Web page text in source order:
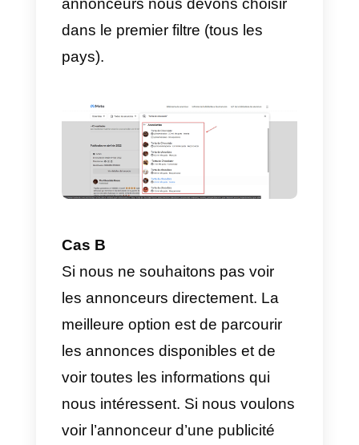
3) Examinez les résultats!
Une fois que nous avons filtré la
les annonces actives
commenceront à apparaître.
Dans ce cas, nous avons deux
entreprise ou d’une page
spécifique ou voir toutes les
annonces disponibles. Dans ce
cas, vous avez le choix en
fonction de vos besoins. Nous
allons voir les deux cas pour que
vous compreniez comment